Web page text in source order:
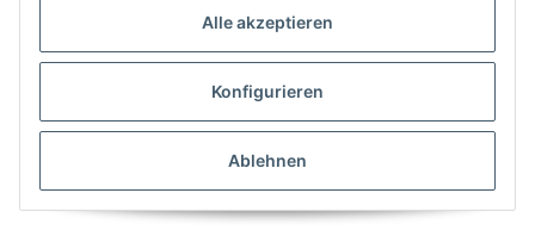
Alle akzeptieren
Konfigurieren
Ablehnen